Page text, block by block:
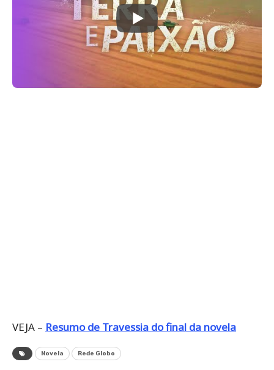
VEJA – Resumo de Travessia do final da novela
Novela Rede Globo